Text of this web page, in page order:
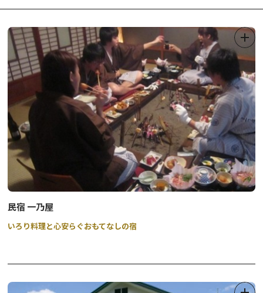
民宿 一乃屋
いろり料理と心安らぐおもてなしの宿